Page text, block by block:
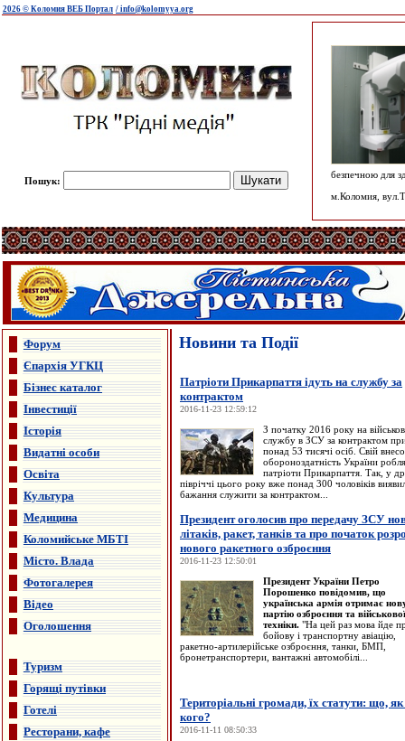
2026 © Коломия ВЕБ Портал / info@kolomyya.org
Пошук:
безпечною для
м.Коломия,
Форум
Єпархія УГКЦ
Бізнес каталог
Інвестиції
Історія
Видатні особи
Освіта
Культура
Медицина
Коломийське МБТІ
Місто. Влада
Фотогалерея
Відео
Оголошення
Туризм
Горящі путівки
Готелі
Ресторани, кафе
Новини та Події
Патріоти Прикарпаття ідуть на службу за
контрактом
2016-11-23 12:59:12
З початку 2016 року на
службу в ЗСУ за контрактом
понад 53 тисячі осіб. Свій
обороноздатність України
патріоти Прикарпаття. Так, у
півріччі цього року вже понад 300 чоловіків
бажання служити за контрактом...
Президент оголосив про передачу ЗСУ
літаків, ракет, танків та про початок
нового ракетного озброєння
2016-11-23 12:50:01
Президент України Петро
Порошенко повідомив, що
українська армія отримає
партію озброєння та військової
техніки. "На цей раз мова йде
бойову і транспортну авіацію,
ракетно-артилерійське озброєння, танки, БМП,
бронетранспортери, вантажні автомобілі...
Територіальні громади, їх статути: що, як
кого?
2016-11-11 08:50:33